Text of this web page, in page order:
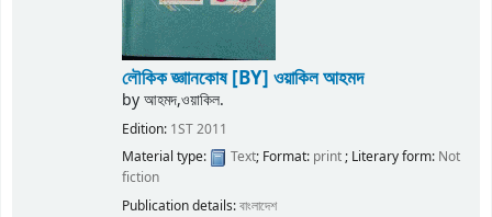
লৌকিক জ্ঞাানকোষ[BY] ওয়াকিল আহমদ
byআহমদ,ওয়াকিল.
Edition: 1ST 2011
Material type:
Text; Format: print; Literary form: Not
fiction
Publication details:বাংলাদেশ